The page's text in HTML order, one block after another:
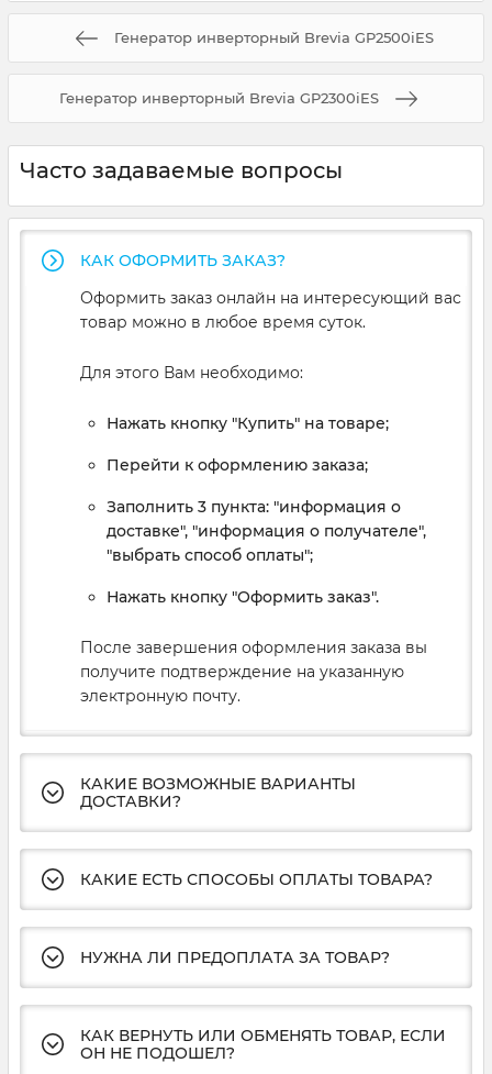
Генератор инверторный Brevia GP2500iES
Генератор инверторный Brevia GP2300iES
Часто задаваемые вопросы
КАК ОФОРМИТЬ ЗАКАЗ?
Оформить заказ онлайн на интересующий вас
товар можно в любое время суток.
Для этого Вам необходимо:
Нажать кнопку "Купить" на товаре;
Перейти к оформлению заказа;
Заполнить 3 пункта: "информация о
доставке", "информация о получателе",
"выбрать способ оплаты";
Нажать кнопку "Оформить заказ".
После завершения оформления заказа вы
получите подтверждение на указанную
электронную почту.
КАКИЕ ВОЗМОЖНЫЕ ВАРИАНТЫ
ДОСТАВКИ?
КАКИЕ ЕСТЬ СПОСОБЫ ОПЛАТЫ ТОВАРА?
НУЖНА ЛИ ПРЕДОПЛАТА ЗА ТОВАР?
КАК ВЕРНУТЬ ИЛИ ОБМЕНЯТЬ ТОВАР, ЕСЛИ
ОН НЕ ПОДОШЕЛ?